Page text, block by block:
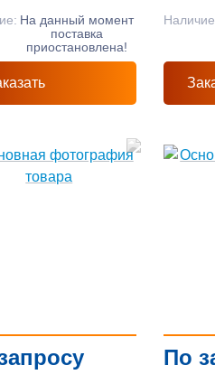
На данный момент
поставка
приостановлена!
По